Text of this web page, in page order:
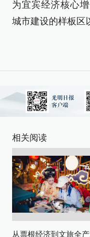
为宜宾经济核心
城市建设的样板区
相关阅读